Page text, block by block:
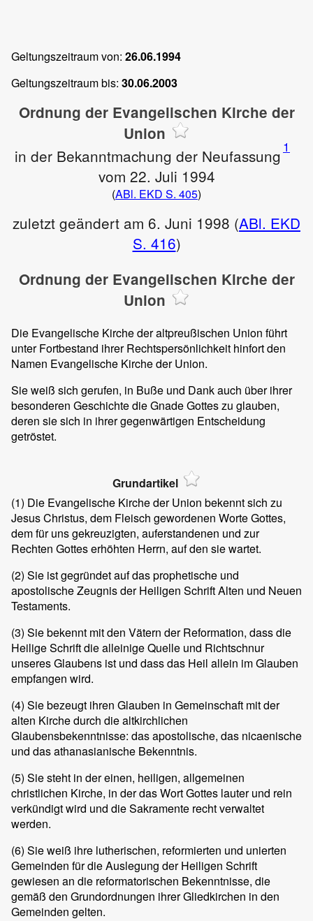
Geltungszeitraum von: 26.06.1994
Geltungszeitraum bis: 30.06.2003
Ordnung der Evangelischen Kirche der
Union
in der Bekanntmachung der Neufassung 1
vom 22. Juli 1994
(ABl. EKD S. 405)
zuletzt geändert am 6. Juni 1998 (ABl. EKD
S. 416)
Ordnung der Evangelischen Kirche der
Union
Die Evangelische Kirche der altpreußischen Union führt
unter Fortbestand ihrer Rechtspersönlichkeit hinfort den
Namen Evangelische Kirche der Union.
Sie weiß sich gerufen, in Buße und Dank auch über ihrer
besonderen Geschichte die Gnade Gottes zu glauben,
deren sie sich in ihrer gegenwärtigen Entscheidung
getröstet.
Grundartikel
(1) Die Evangelische Kirche der Union bekennt sich zu
Jesus Christus, dem Fleisch gewordenen Worte Gottes,
dem für uns gekreuzigten, auferstandenen und zur
Rechten Gottes erhöhten Herrn, auf den sie wartet.
(2) Sie ist gegründet auf das prophetische und
apostolische Zeugnis der Heiligen Schrift Alten und Neuen
Testaments.
(3) Sie bekennt mit den Vätern der Reformation, dass die
Heilige Schrift die alleinige Quelle und Richtschnur
unseres Glaubens ist und dass das Heil allein im Glauben
empfangen wird.
(4) Sie bezeugt ihren Glauben in Gemeinschaft mit der
alten Kirche durch die altkirchlichen
Glaubensbekenntnisse: das apostolische, das nicaenische
und das athanasianische Bekenntnis.
(5) Sie steht in der einen, heiligen, allgemeinen
christlichen Kirche, in der das Wort Gottes lauter und rein
verkündigt wird und die Sakramente recht verwaltet
werden.
(6) Sie weiß ihre lutherischen, reformierten und unierten
Gemeinden für die Auslegung der Heiligen Schrift
gewiesen an die reformatorischen Bekenntnisse, die
gemäß den Grundordnungen ihrer Gliedkirchen in den
Gemeinden gelten.